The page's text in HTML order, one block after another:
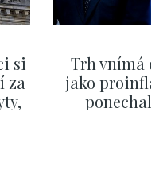
si
za
Trh vnímá
jako
ponechali